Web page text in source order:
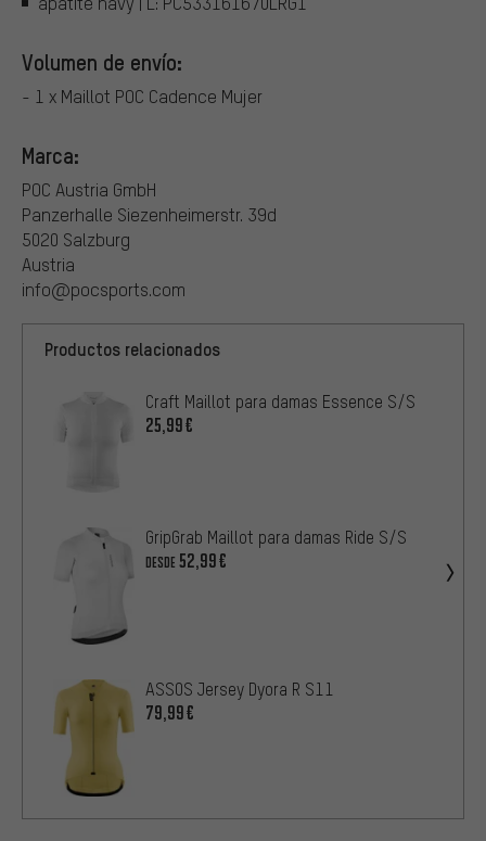
Volumen de envío:
- 1 x Maillot POC Cadence Mujer
Marca:
POC Austria GmbH
Panzerhalle Siezenheimerstr. 39d
5020 Salzburg
Austria
info@pocsports.com
Productos relacionados
Craft Maillot para damas Essence S/S
25,99€
GripGrab Maillot para damas Ride S/S
DESDE 52,99€
ASSOS Jersey Dyora R S11
79,99€